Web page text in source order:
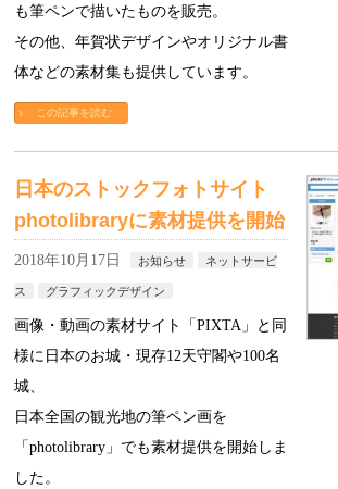
も筆ペンで描いたものを販売。
その他、年賀状デザインやオリジナル書
体などの素材集も提供しています。
この記事を読む
日本のストックフォトサイト
photolibraryに素材提供を開始
2018年10月17日 お知らせ ネットサービ
ス グラフィックデザイン
画像・動画の素材サイト「PIXTA」と同
様に日本のお城・現存12天守閣や100名
城、
日本全国の観光地の筆ペン画を
「photolibrary」でも素材提供を開始しま
した。